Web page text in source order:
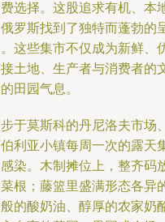
选择。这股追求有机、本
罗斯找到了独特而蓬勃
这些集市不仅成为新鲜、
土地、生产者与消费者的
田园气息。
于莫斯科的丹尼洛夫市场
利亚小镇每周一次的露天
染。木制摊位上，整齐码
根；藤篮里盛满形态各异
的酸奶油、醇厚的农家奶